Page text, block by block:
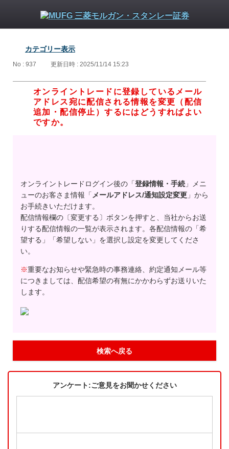
カテゴリー表示
No : 937 更新日時 : 2025/11/14 15:23
オンライントレードに登録しているメール
アドレス宛に配信される情報を変更（配信
追加・配信停止）するにはどうすればよい
ですか。
オンライントレードログイン後の「登録情報・手続 」メニ
ューのお客さま情報「メールアドレス/通知設定変更 」から
お手続きいただけます。
配信情報欄の〔変更する〕ボタンを押すと、当社からお送
りする配信情報の一覧が表示されます。各配信情報の「希
望する」「希望しない」を選択し設定を変更してくださ
い。
※重要なお知らせや緊急時の事務連絡、約定通知メール等
につきましては、配信希望の有無にかかわらずお送りいた
します。
検索へ戻る
アンケート:ご意見をお聞かせください